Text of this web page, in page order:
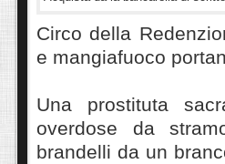
Circo della
e mangiafuoco
Una prostituta
overdose da
brandelli da un